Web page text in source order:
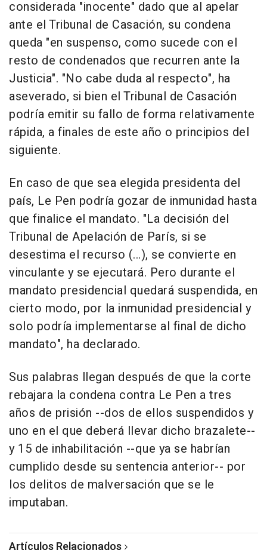
considerada "inocente" dado que al apelar
ante el Tribunal de Casación, su condena
queda "en suspenso, como sucede con el
resto de condenados que recurren ante la
Justicia". "No cabe duda al respecto", ha
aseverado, si bien el Tribunal de Casación
podría emitir su fallo de forma relativamente
rápida, a finales de este año o principios del
siguiente.
En caso de que sea elegida presidenta del
país, Le Pen podría gozar de inmunidad hasta
que finalice el mandato. "La decisión del
Tribunal de Apelación de París, si se
desestima el recurso (...), se convierte en
vinculante y se ejecutará. Pero durante el
mandato presidencial quedará suspendida, en
cierto modo, por la inmunidad presidencial y
solo podría implementarse al final de dicho
mandato", ha declarado.
Sus palabras llegan después de que la corte
rebajara la condena contra Le Pen a tres
años de prisión --dos de ellos suspendidos y
uno en el que deberá llevar dicho brazalete--
y 15 de inhabilitación --que ya se habrían
cumplido desde su sentencia anterior-- por
los delitos de malversación que se le
imputaban.
Artículos Relacionados